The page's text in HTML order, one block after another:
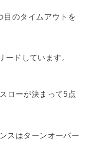
目のタイムアウトを
ドしています。
ローが決まって5点
スはターンオーバー